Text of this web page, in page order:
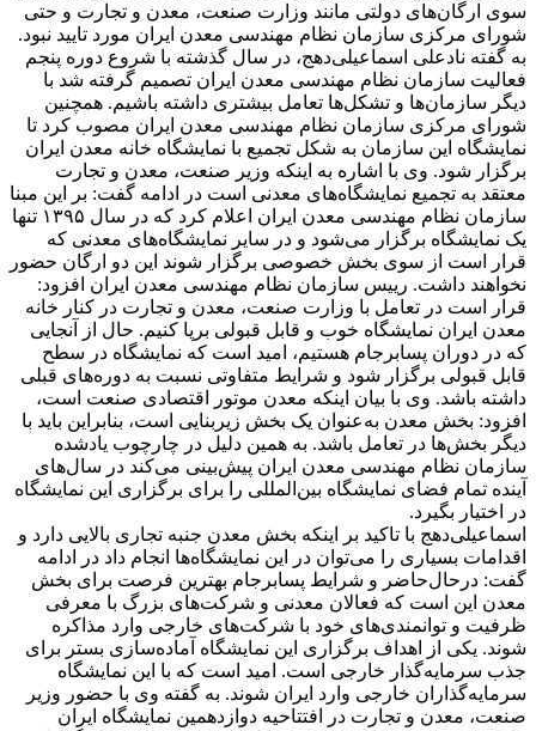
سوی ارگان‌های دولتی مانند وزارت صنعت، معدن و تجارت و حتی
شورای مرکزی سازمان نظام مهندسی معدن ایران مورد تایید نبود.
به گفته نادعلی اسماعیلی‌دهج، در سال گذشته با شروع دوره پنجم
فعالیت سازمان نظام مهندسی معدن ایران تصمیم گرفته شد با
دیگر سازمان‌ها و تشکل‌ها تعامل بیشتری داشته باشیم. همچنین
شورای مرکزی سازمان نظام مهندسی معدن ایران مصوب کرد تا
نمایشگاه این سازمان به شکل تجمیع با نمایشگاه خانه معدن ایران
برگزار شود. وی با اشاره به اینکه وزیر صنعت، معدن و تجارت
معتقد به تجمیع نمایشگاه‌های معدنی است در ادامه گفت: بر این مبنا
سازمان نظام مهندسی معدن ایران اعلام کرد که در سال ۱۳۹۵ تنها
یک نمایشگاه برگزار می‌شود و در سایر نمایشگاه‌های معدنی که
قرار است از سوی بخش خصوصی برگزار شوند این دو ارگان حضور
نخواهند داشت. رییس سازمان نظام مهندسی معدن ایران افزود:
قرار است در تعامل با وزارت صنعت، معدن و تجارت در کنار خانه
معدن ایران نمایشگاه خوب و قابل قبولی برپا کنیم. حال از آنجایی
که در دوران پسابرجام هستیم، امید است که نمایشگاه در سطح
قابل قبولی برگزار شود و شرایط متفاوتی نسبت به دوره‌های قبلی
داشته باشد. وی با بیان اینکه معدن موتور اقتصادی صنعت است،
افزود: بخش معدن به‌عنوان یک بخش زیربنایی است، بنابراین باید با
دیگر بخش‌ها در تعامل باشد. به همین دلیل در چارچوب یادشده
سازمان نظام مهندسی معدن ایران پیش‌بینی می‌کند در سال‌های
آینده تمام فضای نمایشگاه بین‌المللی را برای برگزاری این نمایشگاه
در اختیار بگیرد.
اسماعیلی‌دهج با تاکید بر اینکه بخش معدن جنبه تجاری بالایی دارد و
اقدامات بسیاری را می‌توان در این نمایشگاه‌ها انجام داد در ادامه
گفت: درحال‌حاضر و شرایط پسابرجام بهترین فرصت برای بخش
معدن این است که فعالان معدنی و شرکت‌های بزرگ با معرفی
ظرفیت و توانمندی‌های خود با شرکت‌های خارجی وارد مذاکره
شوند. یکی از اهداف برگزاری این نمایشگاه آماده‌سازی بستر برای
جذب سرمایه‌گذار خارجی است. امید است که با این نمایشگاه
سرمایه‌گذاران خارجی وارد ایران شوند. به گفته وی با حضور وزیر
صنعت، معدن و تجارت در افتتاحیه دوازدهمین نمایشگاه ایران